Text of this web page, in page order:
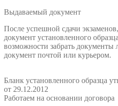
Выдаваемый документ
После успешной сдачи
документ установленного
возможности забрать документы
документ почтой или курьером.
Бланк установленного образца
от 29.12.2012
Работаем на основании договора